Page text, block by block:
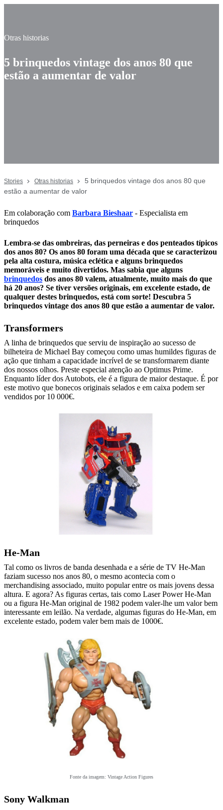
Otras historias
5 brinquedos vintage dos anos 80 que
estão a aumentar de valor
Stories Otras historias
5 brinquedos vintage dos anos 80 que
estão a aumentar de valor
Em colaboração com Barbara Bieshaar - Especialista em
brinquedos
Lembra-se das ombreiras, das perneiras e dos penteados típicos
dos anos 80? Os anos 80 foram uma década que se caracterizou
pela alta costura, música eclética e alguns brinquedos
memoráveis e muito divertidos. Mas sabia que alguns
brinquedos dos anos 80 valem, atualmente, muito mais do que
há 20 anos? Se tiver versões originais, em excelente estado, de
qualquer destes brinquedos, está com sorte! Descubra 5
brinquedos vintage dos anos 80 que estão a aumentar de valor.
Transformers
A linha de brinquedos que serviu de inspiração ao sucesso de
bilheteira de Michael Bay começou como umas humildes figuras de
ação que tinham a capacidade incrível de se transformarem diante
dos nossos olhos. Preste especial atenção ao Optimus Prime.
Enquanto líder dos Autobots, ele é a figura de maior destaque. É por
este motivo que bonecos originais selados e em caixa podem ser
vendidos por 10 000€.
He-Man
Tal como os livros de banda desenhada e a série de TV He-Man
faziam sucesso nos anos 80, o mesmo acontecia com o
merchandising associado, muito popular entre os mais jovens dessa
altura. E agora? As figuras certas, tais como Laser Power He-Man
ou a figura He-Man original de 1982 podem valer-lhe um valor bem
interessante em leilão. Na verdade, algumas figuras do He-Man, em
excelente estado, podem valer bem mais de 1000€.
Fonte da imagem: Vintage Action Figures
Sony Walkman